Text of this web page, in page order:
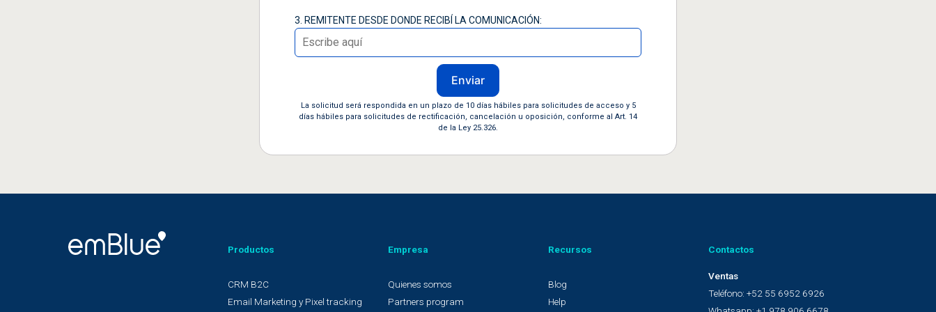
3. REMITENTE DESDE DONDE RECIBÍ LA COMUNICACIÓN:
Enviar
La solicitud será respondida en un plazo de 10 días hábiles para solicitudes de acceso y 5
días hábiles para solicitudes de rectificación, cancelación u oposición, conforme al Art. 14
de la Ley 25.326.